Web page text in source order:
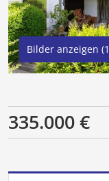
Bilder anzeigen
335.000 €